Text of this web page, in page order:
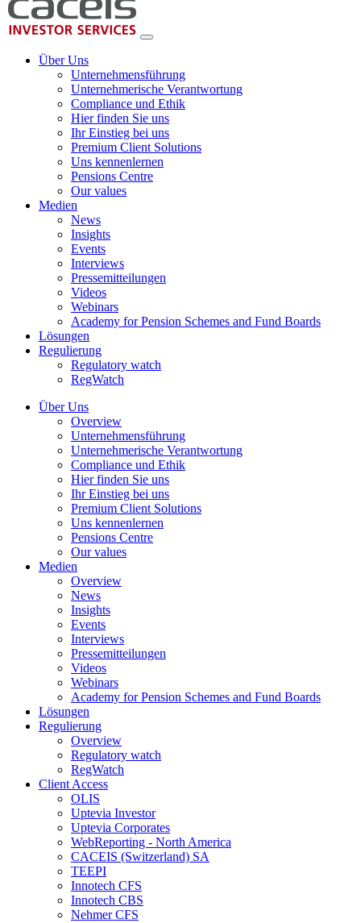
Über Uns
Unternehmensführung
Unternehmerische Verantwortung
Compliance und Ethik
Hier finden Sie uns
Ihr Einstieg bei uns
Premium Client Solutions
Uns kennenlernen
Pensions Centre
Our values
Medien
News
Insights
Events
Interviews
Pressemitteilungen
Videos
Webinars
Academy for Pension Schemes and Fund Boards
Lösungen
Regulierung
Regulatory watch
RegWatch
Über Uns
Overview
Unternehmensführung
Unternehmerische Verantwortung
Compliance und Ethik
Hier finden Sie uns
Ihr Einstieg bei uns
Premium Client Solutions
Uns kennenlernen
Pensions Centre
Our values
Medien
Overview
News
Insights
Events
Interviews
Pressemitteilungen
Videos
Webinars
Academy for Pension Schemes and Fund Boards
Lösungen
Regulierung
Overview
Regulatory watch
RegWatch
Client Access
OLIS
Uptevia Investor
Uptevia Corporates
WebReporting - North America
CACEIS (Switzerland) SA
TEEPI
Innotech CFS
Innotech CBS
Nehmer CFS